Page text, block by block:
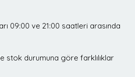
09:00 ve 21:00 saatleri arasında
stok durumuna göre farklılıklar